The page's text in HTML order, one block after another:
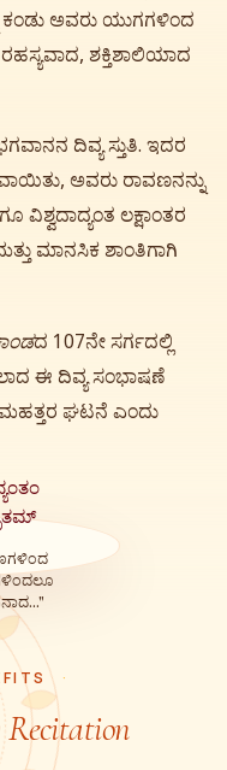
ಅವರು ಯುಗಗಳಿಂದ
ಶಕ್ತಿಶಾಲಿಯಾದ
ದಿವ್ಯ ಸ್ತುತಿ. ಇದರ
ಅವರು ರಾವಣನನ್ನು
ವಿಶ್ವದಾದ್ಯಂತ ಲಕ್ಷಾಂತರ
ಮಾನಸಿಕ ಶಾಂತಿಗಾಗಿ
ದ 107ನೇ ಸರ್ಗದಲ್ಲಿ
ಈ ದಿವ್ಯ ಸಂಭಾಷಣೆ
ಘಟನೆ ಎಂದು